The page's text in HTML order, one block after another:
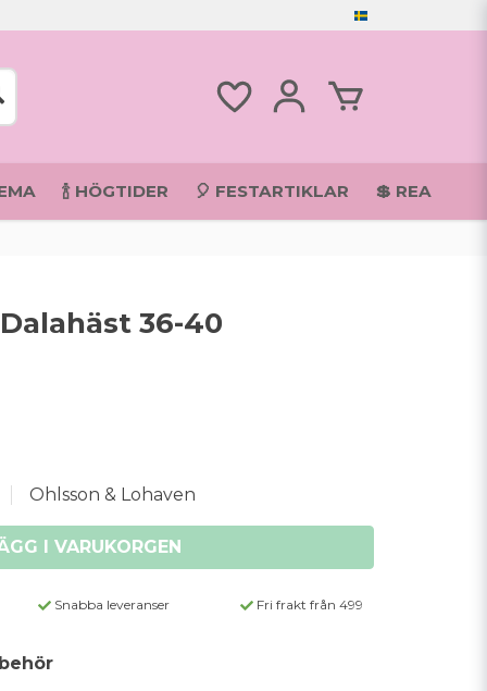
🍾 HÖGTIDER 🎈 FESTARTIKLAR 💲 REA
36-40
Ohlsson & Lohaven
I VARUKORGEN
Snabba leveranser Fri frakt från 499